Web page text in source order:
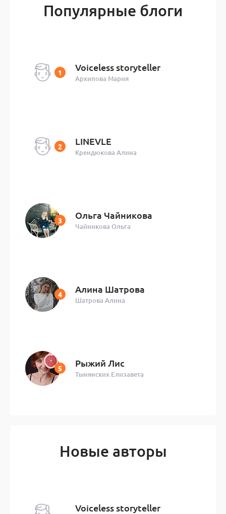
Популярные блоги
Voiceless storyteller
Архипова Мария
LINEVLE
Крендюкова Алина
Ольга Чайникова
Чайникова Ольга
Алина Шатрова
Шатрова Алина
Рыжий Лис
Тынянских Елизавета
Новые авторы
Voiceless storyteller